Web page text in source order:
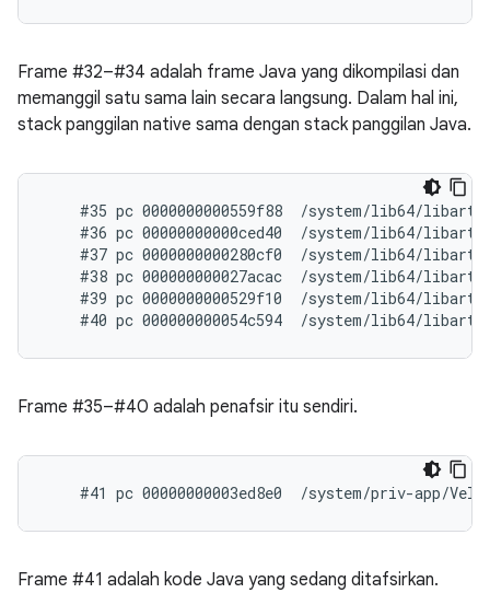
Frame #32–#34 adalah frame Java yang dikompilasi dan
memanggil satu sama lain secara langsung. Dalam hal ini,
stack panggilan native sama dengan stack panggilan Java.
#35 pc 0000000000559f88  /system/lib64/
#36 pc 00000000000ced40  /system/lib64/
#37 pc 0000000000280cf0  /system/lib64/
#38 pc 000000000027acac  /system/lib64/
#39 pc 0000000000529f10  /system/lib64/
Frame #35–#40 adalah penafsir itu sendiri.
Frame #41 adalah kode Java yang sedang ditafsirkan.